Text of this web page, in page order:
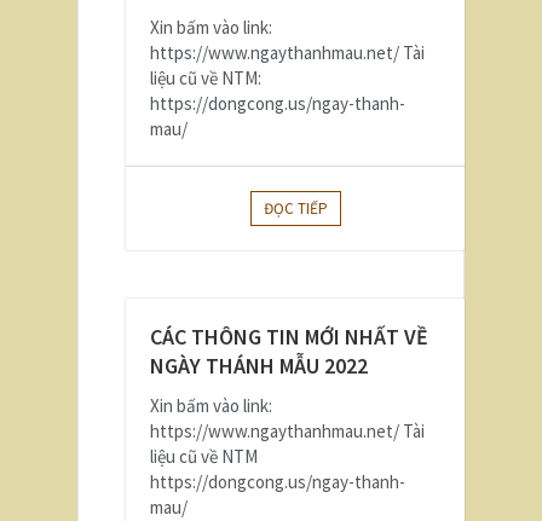
Xin bấm vào link:
https://www.ngaythanhmau.net/ Tài
liệu cũ về NTM:
https://dongcong.us/ngay-thanh-
mau/
ĐỌC TIẾP
CÁC THÔNG TIN MỚI NHẤT VỀ
NGÀY THÁNH MẪU 2022
Xin bấm vào link:
https://www.ngaythanhmau.net/ Tài
liệu cũ về NTM
https://dongcong.us/ngay-thanh-
mau/